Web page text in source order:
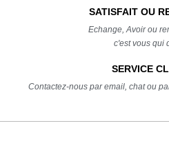
SATISFAIT OU
Echange, Avoir ou
c'est vous qui
SERVICE
Contactez-nous par email, chat ou